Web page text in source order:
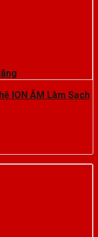
ION ÂM Làm Sạch